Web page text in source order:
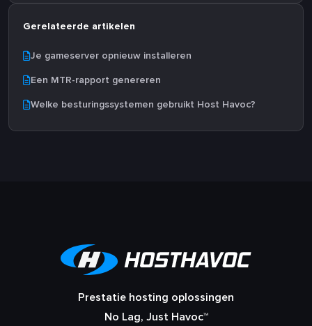
Gerelateerde artikelen
Je gameserver opnieuw installeren
Een MTR-rapport genereren
Welke besturingssystemen gebruikt Host Havoc?
Prestatie hosting oplossingen
No Lag, Just Havoc™